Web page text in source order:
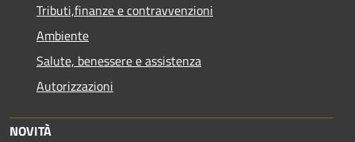
Tributi,finanze e contravvenzioni
Ambiente
Salute, benessere e assistenza
Autorizzazioni
NOVITÀ